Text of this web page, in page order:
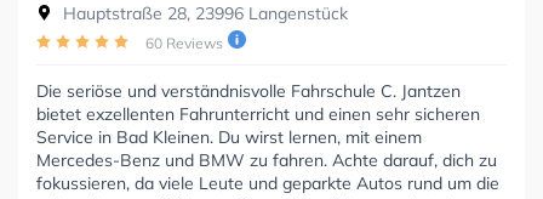
Hauptstraße 28, 23996 Langenstück
60 Reviews
Die seriöse und verständnisvolle Fahrschule C. Jantzen
bietet exzellenten Fahrunterricht und einen sehr sicheren
Service in Bad Kleinen. Du wirst lernen, mit einem
Mercedes-Benz und BMW zu fahren. Achte darauf, dich zu
fokussieren, da viele Leute und geparkte Autos rund um die